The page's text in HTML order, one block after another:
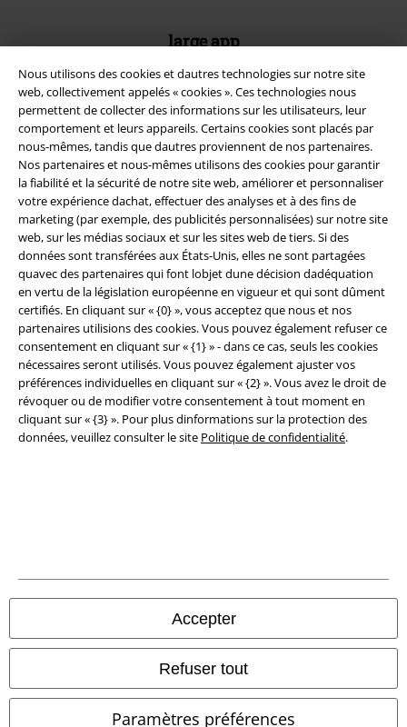
Nous utilisons des cookies et dautres technologies sur notre site
web, collectivement appelés « cookies ». Ces technologies nous
permettent de collecter des informations sur les utilisateurs, leur
comportement et leurs appareils. Certains cookies sont placés par
nous-mêmes, tandis que dautres proviennent de nos partenaires.
Nos partenaires et nous-mêmes utilisons des cookies pour garantir
la fiabilité et la sécurité de notre site web, améliorer et personnaliser
votre expérience dachat, effectuer des analyses et à des fins de
marketing (par exemple, des publicités personnalisées) sur notre site
web, sur les médias sociaux et sur les sites web de tiers. Si des
données sont transférées aux États-Unis, elles ne sont partagées
quavec des partenaires qui font lobjet dune décision dadéquation
en vertu de la législation européenne en vigueur et qui sont dûment
certifiés. En cliquant sur « {0} », vous acceptez que nous et nos
partenaires utilisions des cookies. Vous pouvez également refuser ce
consentement en cliquant sur « {1} » - dans ce cas, seuls les cookies
nécessaires seront utilisés. Vous pouvez également ajuster vos
préférences individuelles en cliquant sur « {2} ». Vous avez le droit de
révoquer ou de modifier votre consentement à tout moment en
cliquant sur « {3} ». Pour plus dinformations sur la protection des
données, veuillez consulter le site Politique de confidentialité.
Accepter
Refuser tout
Paramètres préférences
large app
ses avantages et de toutes ses fonctionnalités.
A Warner Music Group Company
Sécurité
Clauses de confidentialité